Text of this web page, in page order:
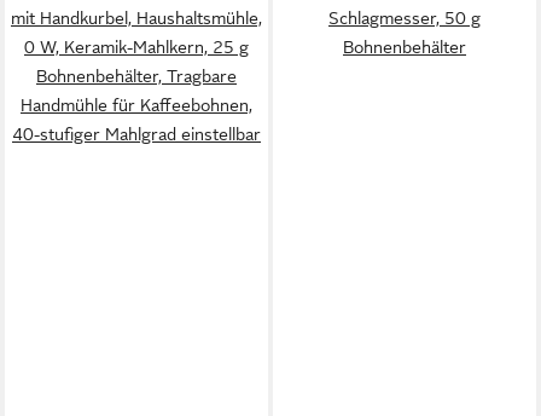
mit Handkurbel, Haushaltsmühle,
0 W, Keramik-Mahlkern, 25 g
Bohnenbehälter, Tragbare
Handmühle für Kaffeebohnen,
40-stufiger Mahlgrad einstellbar
Schlagmesser, 50 g
Bohnenbehälter